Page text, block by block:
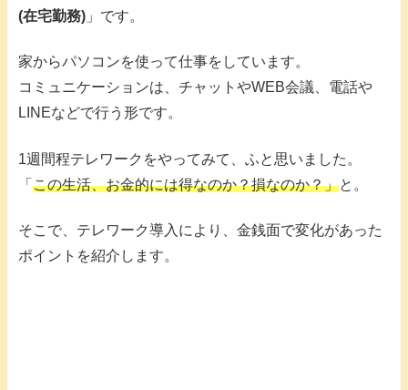
(在宅勤務) 」です。
家からパソコンを使って仕事をしています。
コミュニケーションは、チャットやWEB会議、電話や
LINEなどで行う形です。
1週間程テレワークをやってみて、ふと思いました。
「 この生活、お金的には得なのか？損なのか？」と。
そこで、テレワーク導入により、金銭面で変化があった
ポイントを紹介します。